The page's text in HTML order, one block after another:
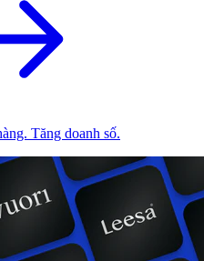
Tăng doanh số.